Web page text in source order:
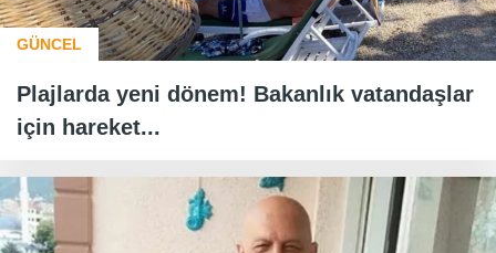
GÜNCEL
Plajlarda yeni dönem! Bakanlık vatandaşlar
için hareket...